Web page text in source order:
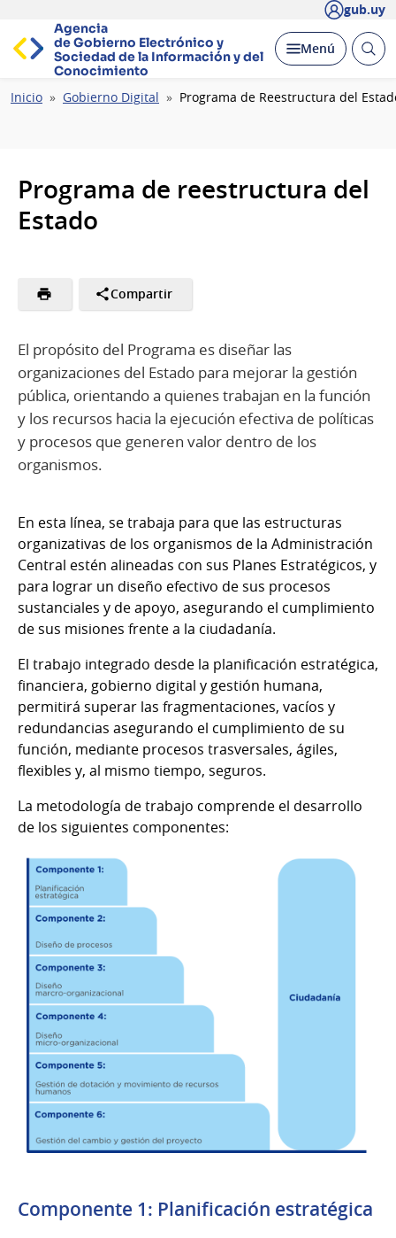
gub.uy
Agencia
de Gobierno Electrónico y
Sociedad de la Información y del
Conocimiento
Desplegar
Menú Abrir
Ruta
Inicio Gobierno Digital Programa de Reestructura del
Programa de reestructura del
Estado
Compartir
El propósito del Programa es diseñar las
organizaciones del Estado para mejorar la gestión
pública, orientando a quienes trabajan en la función
y los recursos hacia la ejecución efectiva de políticas
y procesos que generen valor dentro de los
organismos.
En esta línea, se trabaja para que las estructuras
organizativas de los organismos de la Administración
Central estén alineadas con sus Planes Estratégicos, y
para lograr un diseño efectivo de sus procesos
sustanciales y de apoyo, asegurando el cumplimiento
de sus misiones frente a la ciudadanía.
El trabajo integrado desde la planificación estratégica,
financiera, gobierno digital y gestión humana,
permitirá superar las fragmentaciones, vacíos y
redundancias asegurando el cumplimiento de su
función, mediante procesos trasversales, ágiles,
flexibles y, al mismo tiempo, seguros.
La metodología de trabajo comprende el desarrollo
de los siguientes componentes:
Componente 1: Planificación estratégica